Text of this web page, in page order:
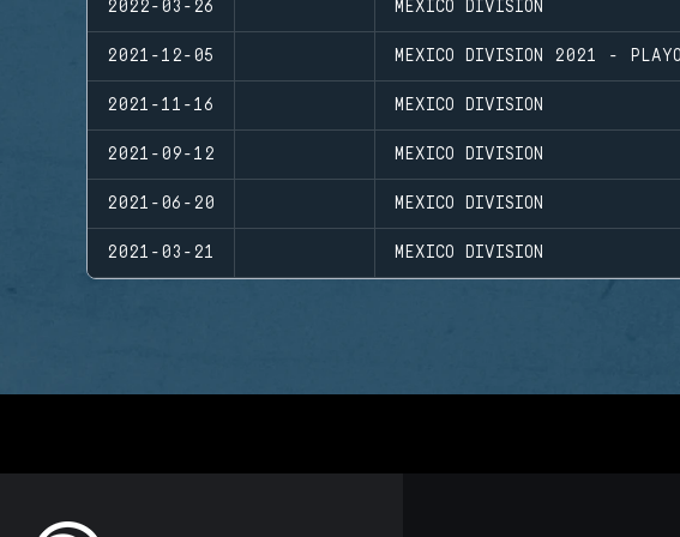
2022-03-26 MEXICO DIVISION
2021-12-05 MEXICO DIVISION 2021 -
2021-11-16 MEXICO DIVISION
2021-09-12 MEXICO DIVISION
2021-06-20 MEXICO DIVISION
2021-03-21 MEXICO DIVISION